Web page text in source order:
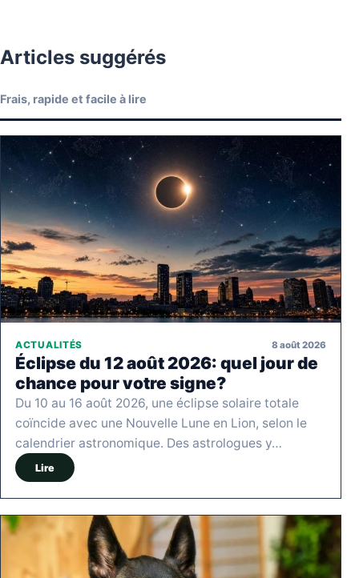
Articles suggérés
Frais, rapide et facile à lire
ACTUALITÉS 8 août 2026
Éclipse du 12 août 2026: quel jour de
chance pour votre signe?
Du 10 au 16 août 2026, une éclipse solaire totale
coïncide avec une Nouvelle Lune en Lion, selon le
calendrier astronomique. Des astrologues y…
Lire